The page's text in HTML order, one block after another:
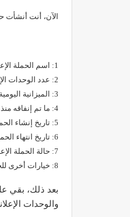
الآن، أنت أنشأت
1: اسم الحملة الإعلانية.
2: عدد الوحدات الإعلانية.
3: الميزانية اليومية.
4: ما تم إنفاقه منذ لحظة إنشاء الحملة الإعلانية.
5: تاريخ إنشاء الحملة الإعلانية.
6: تاريخ انتهاء الحملة الإعلانية.
7: حالة الحملة الإعلانية (نشطة/متوقفة).
8: خيارات أخرى للحملة الإعلانية (إعادة تسميتها، إخفاءها، حذفها).
والوحدات